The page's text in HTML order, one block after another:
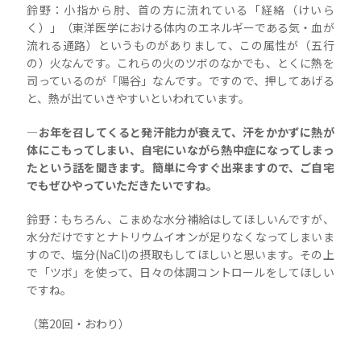
鈴野：小指から肘、首の方に流れている「経絡（けいら
く）」（東洋医学における体内のエネルギーである気・血が
流れる通路）というものがありまして、この属性が（五行
の）火なんです。これらの火のツボのなかでも、とくに熱を
司っているのが「陽谷」なんです。ですので、押してあげる
と、熱が出ていきやすいといわれています。
―お年を召してくると発汗能力が衰えて、汗をかかずに熱が
体にこもってしまい、自宅にいながら熱中症になってしまっ
たという話を聞きます。簡単に今すぐ出来ますので、ご自宅
でもぜひやっていただきたいですね。
鈴野：もちろん、こまめな水分補給はしてほしいんですが、
水分だけですとナトリウムイオンが足りなくなってしまいま
すので、塩分(NaCl)の摂取もしてほしいと思います。その上
で「ツボ」を使って、日々の体調コントロールをしてほしい
ですね。
（第20回・おわり）